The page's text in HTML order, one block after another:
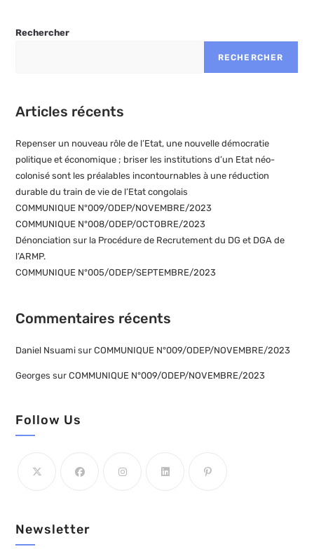
Rechercher
RECHERCHER
Articles récents
Repenser un nouveau rôle de l’Etat, une nouvelle démocratie
politique et économique ; briser les institutions d’un Etat néo-
colonisé sont les préalables incontournables à une réduction
durable du train de vie de l’Etat congolais
COMMUNIQUE N°009/ODEP/NOVEMBRE/2023
COMMUNIQUE N°008/ODEP/OCTOBRE/2023
Dénonciation sur la Procédure de Recrutement du DG et DGA de
l’ARMP.
COMMUNIQUE N°005/ODEP/SEPTEMBRE/2023
Commentaires récents
Daniel Nsuami surCOMMUNIQUE N°009/ODEP/NOVEMBRE/2023
Georges surCOMMUNIQUE N°009/ODEP/NOVEMBRE/2023
Follow Us
Newsletter